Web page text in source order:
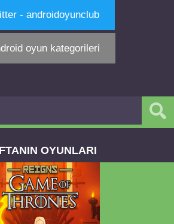
- androidoyunclub
oyun kategorileri
OYUNLARI